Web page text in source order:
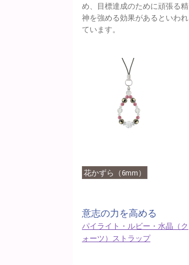
め、目標達成のために頑張る精
神を強める効果があるといわれ
ています。
花かずら（6mm）
意志の力を高める
パイライト・ルビー・水晶（ク
ォーツ）ストラップ